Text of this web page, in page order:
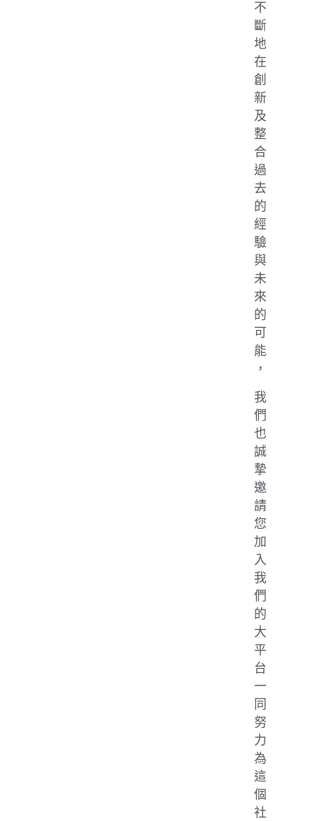
不
斷
地
在
創
新
及
整
合
過
去
的
經
驗
與
未
來
的
可
能
，
我
們
也
誠
摯
邀
請
您
加
入
我
們
的
大
平
台
一
同
努
力
為
這
個
社